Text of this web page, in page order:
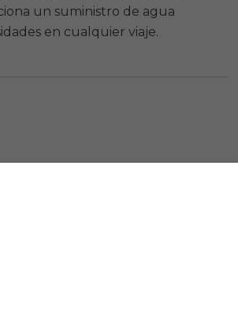
un suministro de agua
en cualquier viaje.